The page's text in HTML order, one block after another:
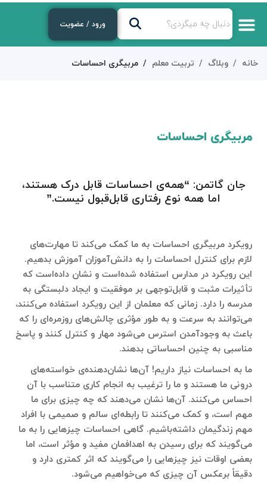
ورود / عضویت
خانه وبلاگ تربیت معلم مربیگری احساسات
مربیگری احساسات
جان گاتمن: “همه‌ی احساسات قابل‌ درک هستند،
اما همه نوع رفتاری قابل‌قبول نیست.”
رویکرد مربیگری احساسات به ما کمک می‌کند تا مهارت‌های
لازم برای کنترل احساسات را به دانش‌آموزان آموزش بدهیم.
این رویکرد در مدارس استفاده شده‌است و نشان داده‌است که
تأثیرات مثبت و قابل‌توجهی بر موفقیت‌ و ایجاد دلبستگی به
مدرسه را دارد. زمانی که معلمان از این رویکرد استفاده می‌کنند،
می‌توانند به‌ سرعت و به‌ طور مؤثری چالش‌های روزمره‌ای را که
باعث به وجودآمدن استرس می‌شود مهار و کنترل کنند و پاسخ
مناسبی به چنین احساساتی بدهند.
ما به احساسات نیاز داریم! آن‌ها نشان‌دهنده‌ی خواسته­‌های
درونی ما هستند و ما را ترغیب به انجام کاری متناسب با آن
احساس می‌کنند. آن‌ها نشان می‌دهند که چه چیزی برای ما
مهم است، و کمک می‌کنند تا رابطه‌ای سالم و صمیمی با افراد
مهم زندگیمان داشته‌باشیم. گاهی احساسات چیزهایی را به ما
می‌گویند که برای رسیدن به اهدافمان مفید و مؤثر است، اما
بعضی اوقات نیز چیزهایی را می‌گویند که اثر کمتری دارد و
دقیقاً برعکس آن چیزی که می‌خواهیم می‌شود.